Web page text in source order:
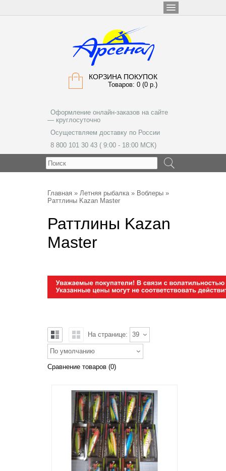
КОРЗИНА ПОКУПОК
Товаров: 0 (0 р.)
Оформление онлайн-заказов на сайте
— круглосуточно
Осуществляем доставку по России
8 800 101 30 43 ( 9:00 - 18:00 МСК)
Главная » Летняя рыбалка» Воблеры »
Раттлины Kazan Master
Раттлины Kazan
Master
На странице: 39
По умолчанию
Сравнение товаров (0)